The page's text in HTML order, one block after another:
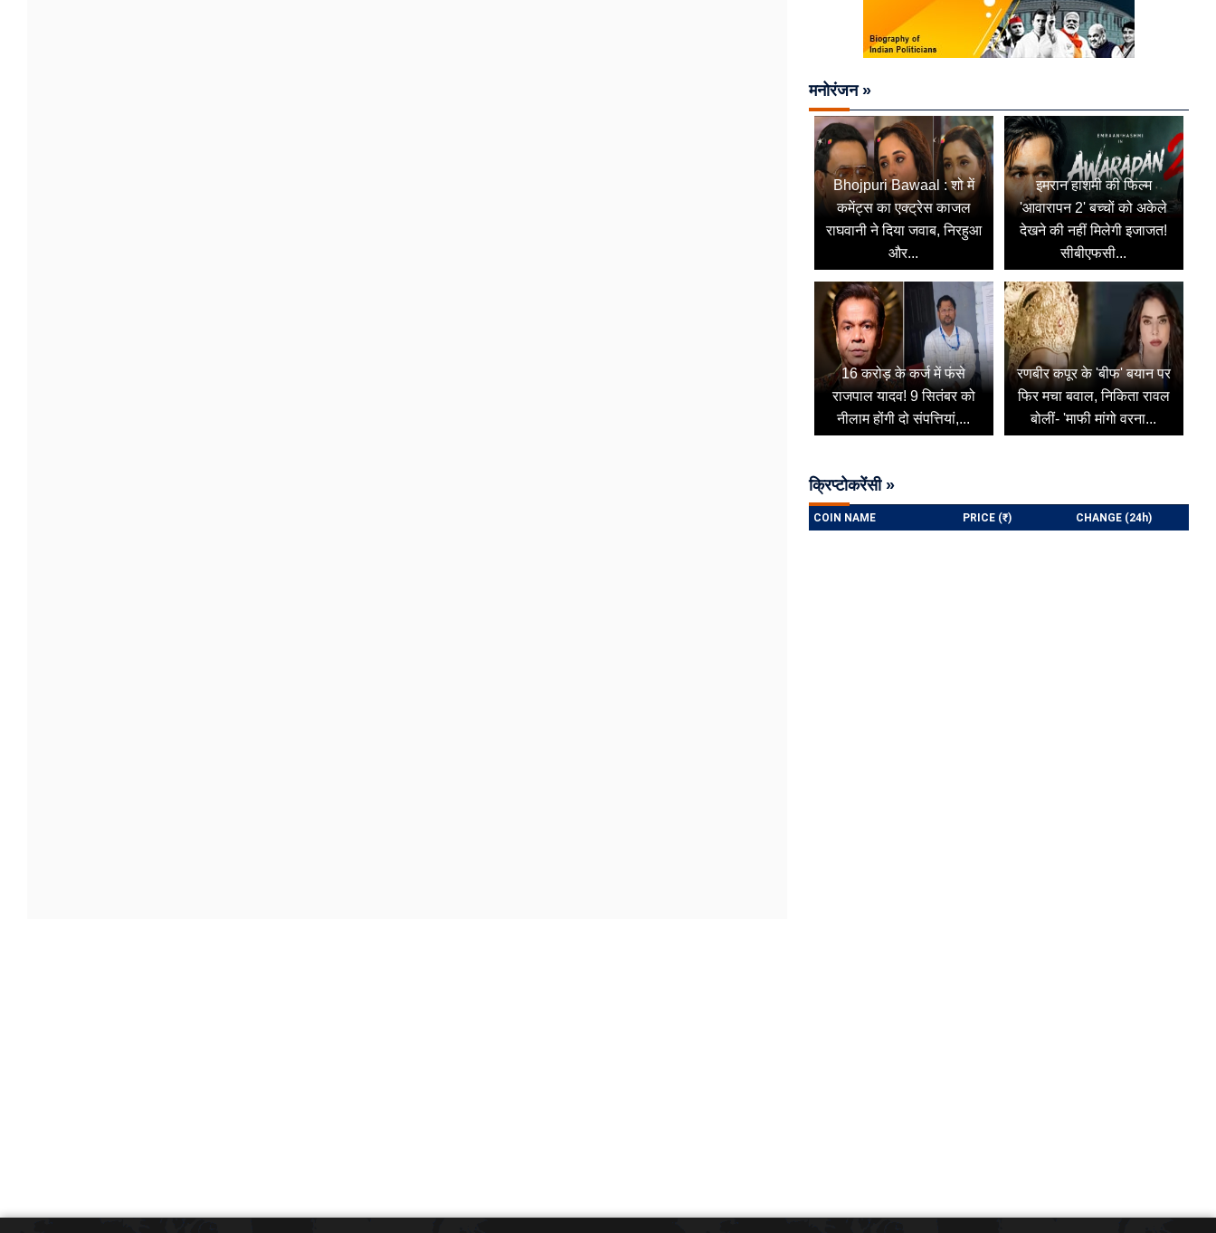
मनोरंजन »
Bhojpuri Bawaal : शो में
कमेंट्स का एक्ट्रेस काजल
राघवानी ने दिया जवाब, निरहुआ
और...
इमरान हाशमी की फिल्म
'आवारापन 2' बच्चों को अकेले
देखने की नहीं मिलेगी इजाजत!
सीबीएफसी...
16 करोड़ के कर्ज में फंसे
राजपाल यादव! 9 सितंबर को
नीलाम होंगी दो संपत्तियां,...
रणबीर कपूर के 'बीफ' बयान पर
फिर मचा बवाल, निकिता रावल
बोलीं- 'माफी मांगो वरना...
क्रिप्टोकरेंसी »